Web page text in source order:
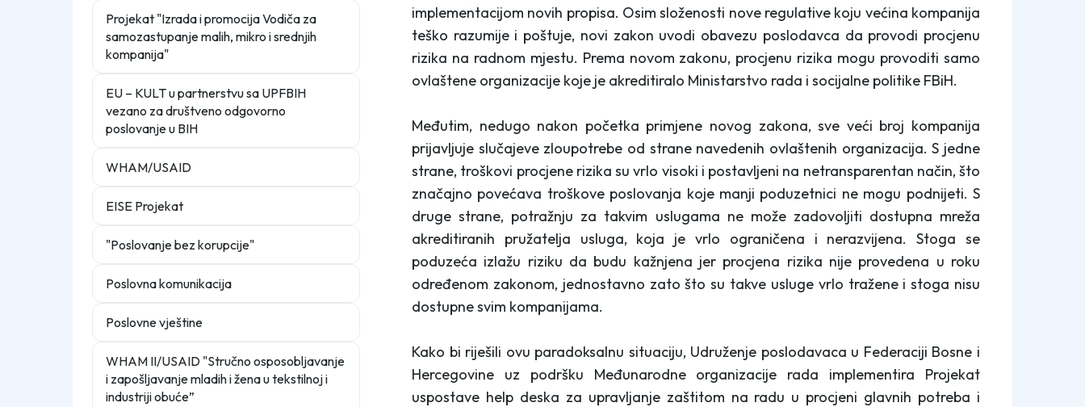
Projekat "Izrada i promocija Vodiča za
samozastupanje malih, mikro i srednjih
kompanija"
EU – KULT u partnerstvu sa UPFBIH
vezano za društveno odgovorno
poslovanje u BIH
WHAM/USAID
EISE Projekat
"Poslovanje bez korupcije"
Poslovna komunikacija
Poslovne vještine
WHAM II/USAID "Stručno osposobljavanje
i zapošljavanje mladih i žena u tekstilnoj i
industriji obuće”
implementacijom novih propisa. Osim složenosti nove regulative koju većina kompanija
teško razumije i poštuje, novi zakon uvodi obavezu poslodavca da provodi procjenu
rizika na radnom mjestu. Prema novom zakonu, procjenu rizika mogu provoditi samo
ovlaštene organizacije koje je akreditiralo Ministarstvo rada i socijalne politike FBiH.
Međutim, nedugo nakon početka primjene novog zakona, sve veći broj kompanija
prijavljuje slučajeve zloupotrebe od strane navedenih ovlaštenih organizacija. S jedne
strane, troškovi procjene rizika su vrlo visoki i postavljeni na netransparentan način, što
značajno povećava troškove poslovanja koje manji poduzetnici ne mogu podnijeti. S
druge strane, potražnju za takvim uslugama ne može zadovoljiti dostupna mreža
akreditiranih pružatelja usluga, koja je vrlo ograničena i nerazvijena. Stoga se
poduzeća izlažu riziku da budu kažnjena jer procjena rizika nije provedena u roku
određenom zakonom, jednostavno zato što su takve usluge vrlo tražene i stoga nisu
dostupne svim kompanijama.
Kako bi riješili ovu paradoksalnu situaciju, Udruženje poslodavaca u Federaciji Bosne i
Hercegovine uz podršku Međunarodne organizacije rada implementira Projekat
uspostave help deska za upravljanje zaštitom na radu u procjeni glavnih potreba i